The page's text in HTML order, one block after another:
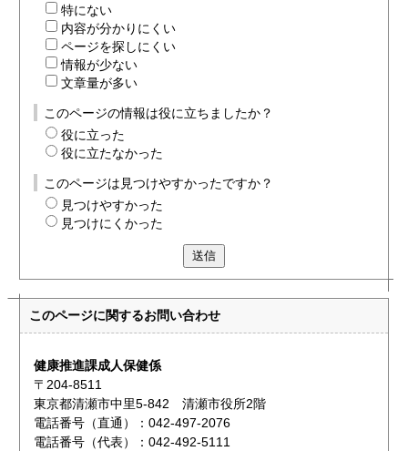
特にない
内容が分かりにくい
ページを探しにくい
情報が少ない
文章量が多い
このページの情報は役に立ちましたか？
役に立った
役に立たなかった
このページは見つけやすかったですか？
見つけやすかった
見つけにくかった
送信
このページに関するお問い合わせ
健康推進課成人保健係
〒204-8511
東京都清瀬市中里5-842 清瀬市役所2階
電話番号（直通）：042-497-2076
電話番号（代表）：042-492-5111